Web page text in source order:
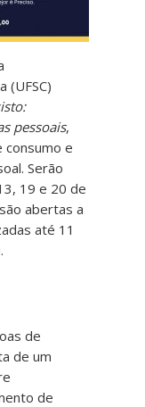
(UFSC)
pessoais,
e
Serão
19 e 20 de
abertas a
até 11
de
de um
de